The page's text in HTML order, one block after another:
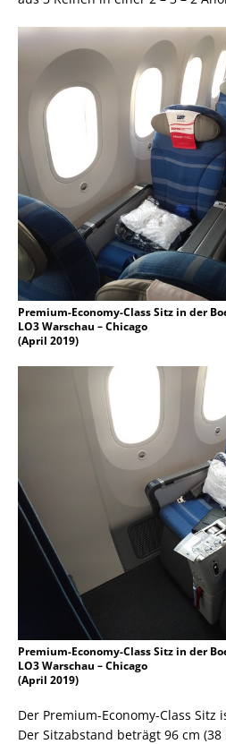
Premium-Economy-Class Sitz in der
LO3 Warschau – Chicago
(April 2019)
Premium-Economy-Class Sitz in der
LO3 Warschau – Chicago
(April 2019)
Der Premium-Economy-Class Sitz
Der Sitzabstand beträgt 96 cm